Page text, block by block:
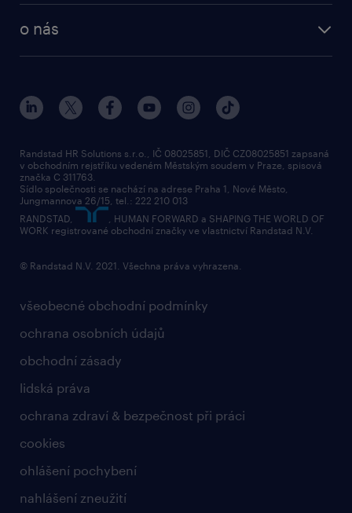
karierní poradna
o nás
náš příbeh
tiskové zprávy
společenská odpovědnost
přidej se k nám
kontakty & pobočky
bezpečnostní politika
všeobecné obchodní podmínky
ochrana osobních údajů
obchodní zásady
lidská práva
ochrana zdraví & bezpečnost při práci
cookies
ohlášení pochybení
nahlášení zneužití
Randstad HR Solutions s.r.o., IČ 08025851, DIČ CZ08025851 zapsaná
v obchodním rejstříku vedeném Městským soudem v Praze, spisová
značka C 311763.
Sídlo společnosti se nachází na adrese Praha 1, Nové Město,
Jungmannova 26/15, tel.: 222 210 013
RANDSTAD,
, HUMAN FORWARD a SHAPING THE WORLD OF
WORK registrované obchodní značky ve vlastnictví Randstad N.V.
© Randstad N.V. 2021. Všechna práva vyhrazena.